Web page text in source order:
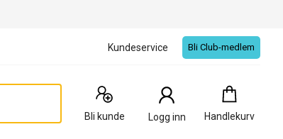
Kundeservice Bli Club-medlem
Bli kunde Logg inn Handlekurv
Handlekurv
0
Produkter